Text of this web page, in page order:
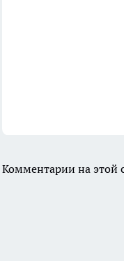
Комментарии на этой